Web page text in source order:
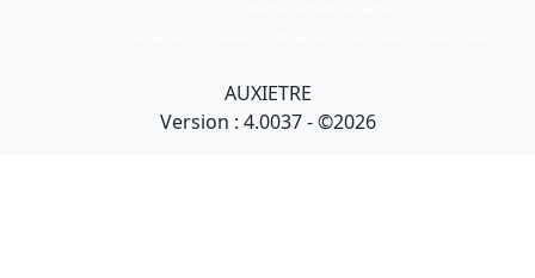
AUXIETRE
Version : 4.0037 - ©2026